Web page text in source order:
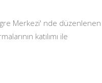
Merkezi' nde düzenlenen
katılımı ile